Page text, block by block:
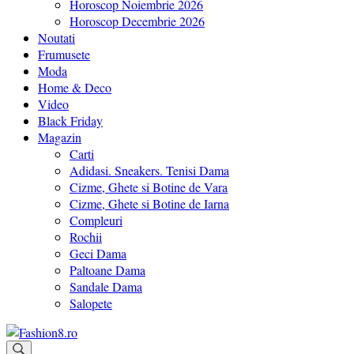
Horoscop Noiembrie 2026
Horoscop Decembrie 2026
Noutati
Frumusete
Moda
Home & Deco
Video
Black Friday
Magazin
Carti
Adidasi. Sneakers. Tenisi Dama
Cizme, Ghete si Botine de Vara
Cizme, Ghete si Botine de Iarna
Compleuri
Rochii
Geci Dama
Paltoane Dama
Sandale Dama
Salopete